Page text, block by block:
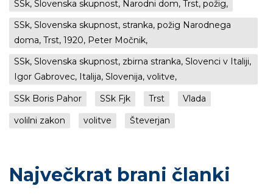
SSk, Slovenska skupnost, Narodni dom, Trst, požig,
SSk, Slovenska skupnost, stranka, požig Narodnega
doma, Trst, 1920, Peter Močnik,
SSk, Slovenska skupnost, zbirna stranka, Slovenci v Italiji,
Igor Gabrovec, Italija, Slovenija, volitve,
SSk Boris Pahor
SSk Fjk Trst
Vlada
volilni zakon
volitve Števerjan
Največkrat brani članki